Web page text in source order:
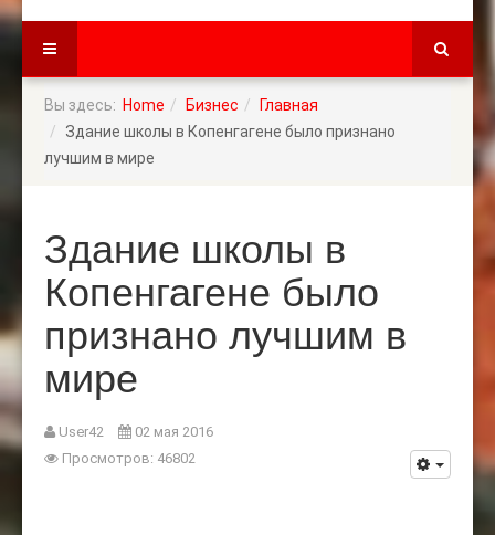
Вы здесь: Home Бизнес
Главная
Здание школы в Копенгагене было признано
лучшим в мире
Здание школы в
Копенгагене было
признано лучшим в
мире
User42
02 мая 2016
Просмотров: 46802